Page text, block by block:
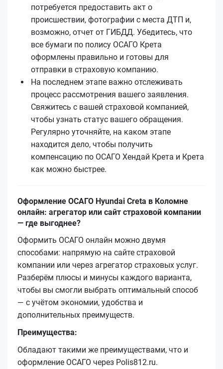
потребуется предоставить акт о
происшествии, фотографии с места ДТП и,
возможно, отчет от ГИБДД. Убедитесь, что
все бумаги по полису ОСАГО Кретa
оформлены правильно и готовы для
отправки в страховую компанию.
На последнем этапе важно отслеживать
процесс рассмотрения вашего заявления.
Свяжитесь с вашей страховой компанией,
чтобы узнать статус вашего обращения.
Регулярно уточняйте, на каком этапе
находится дело, чтобы получить
компенсацию по ОСАГО Хендай Кретa и Кретa
как можно быстрее.
Оформление ОСАГО Hyundai Creta в Коломне
онлайн: агрегатор или сайт страховой компании
— где выгоднее?
Оформить ОСАГО онлайн можно двумя
способами: напрямую на сайте страховой
компании или через агрегатор страховых услуг.
Разберём плюсы и минусы каждого варианта,
чтобы вы смогли выбрать оптимальный способ
— с учётом экономии, удобства и
дополнительных преимуществ.
Преимущества:
Обладают такими же преимуществами, что и
оформление ОСАГО через Polis812.ru.